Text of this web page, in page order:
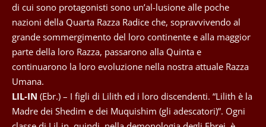
di cui sono protagonisti sono un’al-lusione alle poche
nazioni della Quarta Razza Radice che, sopravvivendo al
grande sommergimento del loro continente e alla maggior
parte della loro Razza, passarono alla Quinta e
continuarono la loro evoluzione nella nostra attuale Razza
Umana.
LIL-IN (Ebr.) – I figli di Lilith ed i loro discendenti. “Lilith è la
Madre dei Shedim e dei Muquishim (gli adescatori)”. Ogni